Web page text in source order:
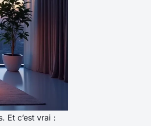
Et c’est vrai :